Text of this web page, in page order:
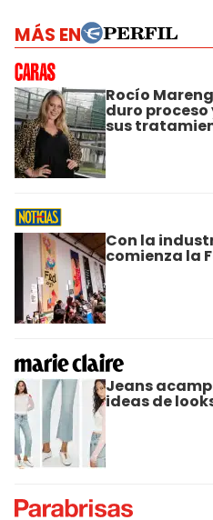
MÁS EN
Rocío
duro proceso
sus
Con la
comienza la
Jeans
ideas de